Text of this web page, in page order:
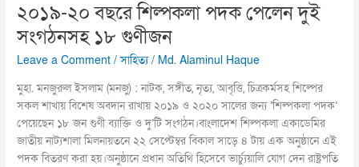
২০১৯-২০ বছরে শিল্পকলা পদক পেলেন দুই
সংগঠনসহ ১৮ গুণীজন
Leave a Comment /সাহিত্য/ Md. Alaminul Haque
মুহা. মনজুরুল ইসলাম (মনজু) : নাটক, সঙ্গীত, নৃত্য, আবৃত্তি, চিত্রকর্মসহ শিল্পের
সকল শাখায় বিশেষ অবদান রাখায় ২০১৯ ও ২০২০ সালের জন্য ‘শিল্পকলা পদক’
পেয়েছেন ১৮ জন গুণী ব্যাক্তি ও দু’টি সংগঠন।বাংলাদেশ শিল্পকলা একাডেমির
জাতীয় নাট্যশালা মিলনায়তনে ২২ সেপ্টেম্বর বিকাল সাড়ে ৪ টায় এক অনুষ্ঠানে এই
পদক বিতরণ করা হয়।অনুষ্ঠানে প্রধান অতিথি হিসেবে ভার্চ্যুয়ালি যোগ দেন রাষ্ট্রপতি